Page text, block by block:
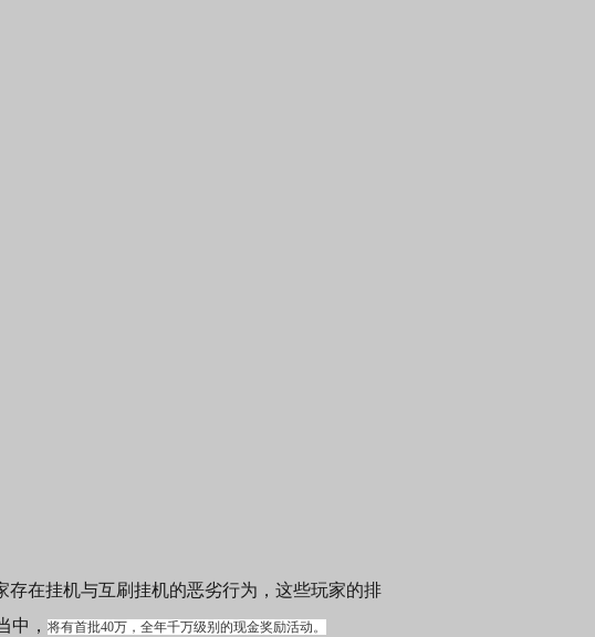
存在挂机与互刷挂机的恶劣行为，这些玩家的排
中， 将有首批40万，全年千万级别的现金奖励活动。